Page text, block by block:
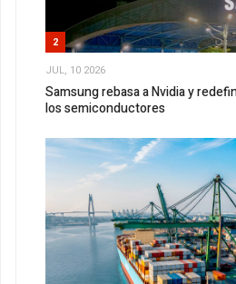
2
JUL, 10 2026
Samsung rebasa a Nvidia y
los semiconductores